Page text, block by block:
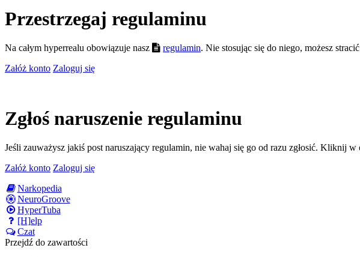
Przestrzegaj regulaminu
Na całym hyperrealu obowiązuje nasz regulamin. Nie stosując się do niego, możesz
Załóż konto Zaloguj się
Zgłoś naruszenie regulaminu
Jeśli zauważysz jakiś post naruszający regulamin, nie wahaj się go od razu zgłosić. Kliknij
Załóż konto Zaloguj się
Narkopedia
NeuroGroove
HyperTuba
[H]elp
Czat
Przejdź do zawartości